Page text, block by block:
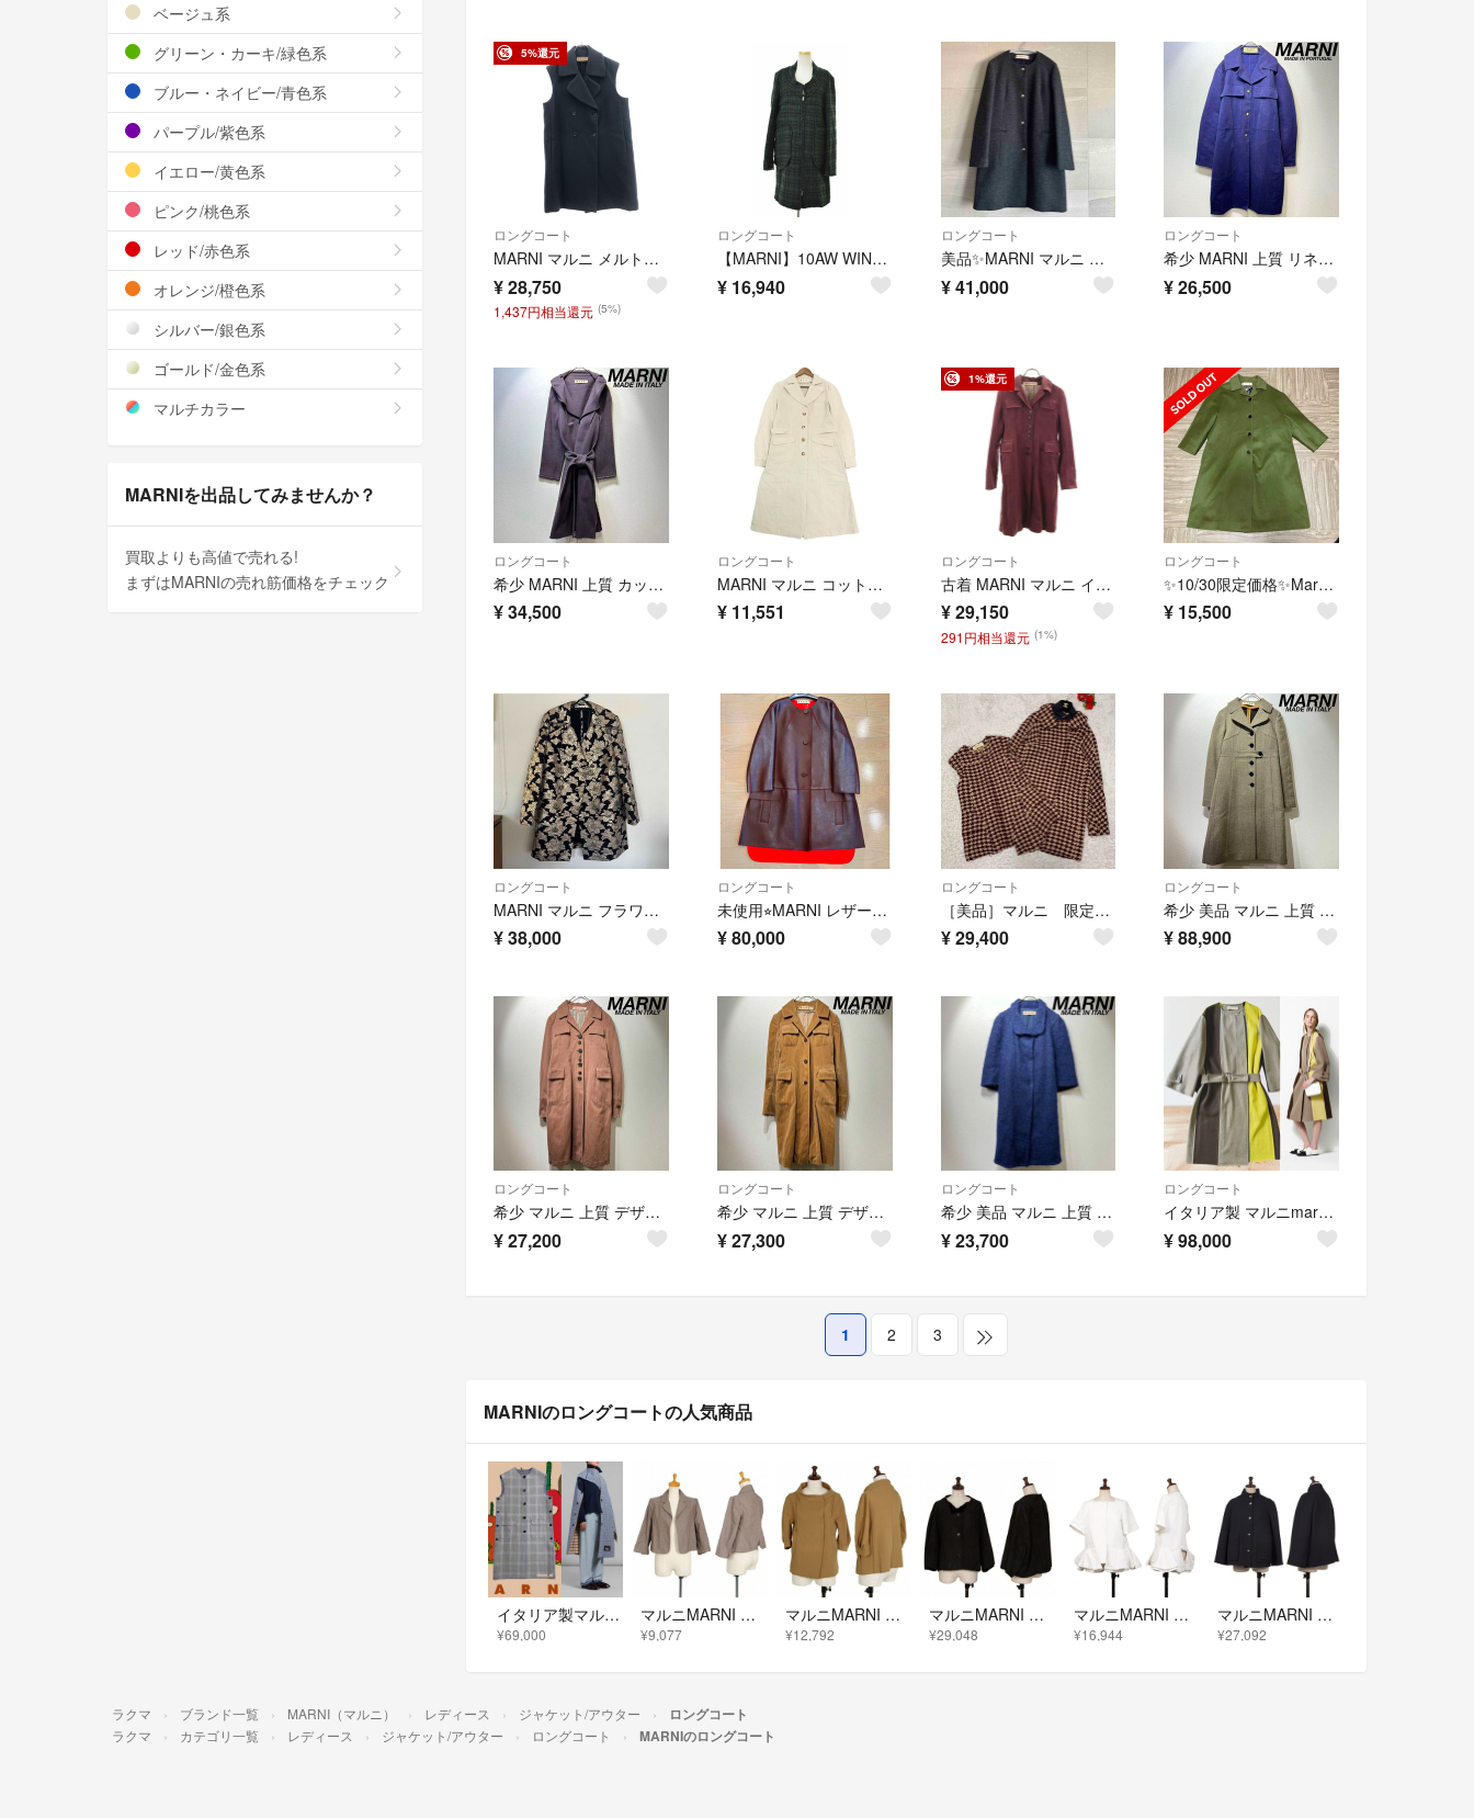
5%還元
ロングコート
MARNI マルニ メルトンウールノースリーブダブルベストコート GLMAQ22A00TW632 ネイビー 38
¥28,750
1,437円相当還元 (5%)
ロングコート
【MARNI】10AW WINTER EDITION 2010 CPMAI08Y00TW352 チェック柄ツイード ジップウールコート
¥ 16,940
ロングコート
美品✨MARNI マルニ ノーカラーコート 40 濃グレー ウール
¥41,000
ロングコート
希少 MARNI 上質 リネン デザイン ショップ チェスター ロングコート
¥26,500
ロングコート
希少 MARNI 上質 カットオフ 変形 デザイン ベルト付き ロングコート
¥34,500
ロングコート
MARNI マルニ コットンロングコート アイボリー(レディース 44)中古 古着 A4216
¥ 11,551
1%還元
ロングコート
古着 MARNI マルニ イタリア製 ロングコート 42 パープル系 レディース
¥29,150
291円相当還元 (1%)
ロングコート
✨10/30限定価格✨Marni コート サイズ38
¥ 15,500
ロングコート
MARNI マルニ フラワー刺繍 コート ジャケット
¥38,000
ロングコート
未使用⭐︎MARNI レザーコート 40サイズ
¥80,000
ロングコート
［美品］マルニ 限定版 2010ハウンドトゥースコート ベスト セットアップ
¥29,400
ロングコート
希少 美品 マルニ 上質 パイピング デザイン ウール ロング チェスターコート
¥88,900
ロングコート
希少 マルニ 上質 デザイン ロングコート ストライプ コットン ウッドボタン
¥27,200
ロングコート
希少 マルニ 上質 デザイン ベロア ロングコート チェック パイル 3B
¥27,300
ロングコート
希少 美品 マルニ 上質 デザイン ウール ロングコート モヘア 丸襟 半袖
¥23,700
ロングコート
イタリア製 マルニmarni ウールツイードパッチワークノーカラーロングコート
¥98,000
1 2 3
MARNIのロングコートの人気商品
イタリア製マルニ手刺繍チェックジャガードウールリバーシブル ロングベストコート
¥69,000
マルニMARNI コットンボタンレスジャケット モカ38
¥9,077
マルニMARNI スタンドカラースナップボタンジャケット マスタード38
¥12,792
マルニMARNI ラムムートンジャケット 黒42
¥29,048
マルニMARNI コットン裾切替デザインジャケット 白38
¥16,944
マルニMARNI ウールスナップボタンスタンドカラージャケット 紺38
¥27,092
ベージュ系
グリーン・カーキ/緑色系
ブルー・ネイビー/青色系
パープル/紫色系
イエロー/黄色系
ピンク/桃色系
レッド/赤色系
オレンジ/橙色系
シルバー/銀色系
ゴールド/金色系
マルチカラー
MARNIを出品してみませんか？
買取よりも高値で売れる!
まずはMARNIの売れ筋価格をチェック
ラクマ ブランド一覧 MARNI（マルニ） レディース ジャケット/アウター ロングコート
ラクマ カテゴリ一覧 レディース ジャケット/アウター ロングコート MARNIのロングコート